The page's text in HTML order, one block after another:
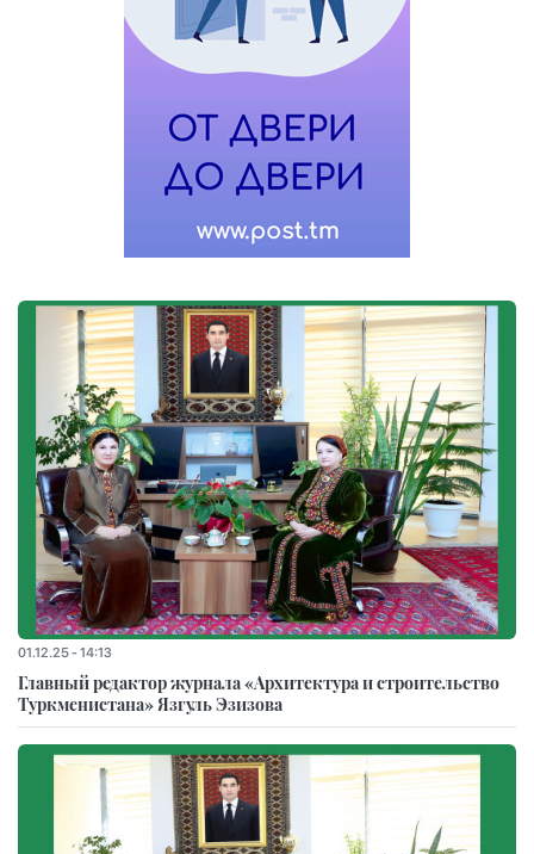
01.12.25 - 14:13
Главный редактор журнала «Архитектура и строительство
Туркменистана» Язгуль Эзизова